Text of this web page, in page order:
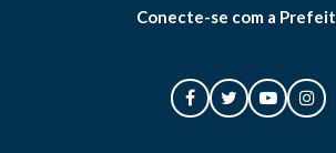
Conecte-se com a